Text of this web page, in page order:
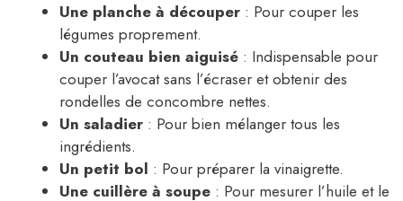
Une planche à découper : Pour couper les
légumes proprement.
Un couteau bien aiguisé : Indispensable pour
couper l’avocat sans l’écraser et obtenir des
rondelles de concombre nettes.
Un saladier : Pour bien mélanger tous les
ingrédients.
Un petit bol : Pour préparer la vinaigrette.
Une cuillère à soupe : Pour mesurer l’huile et le